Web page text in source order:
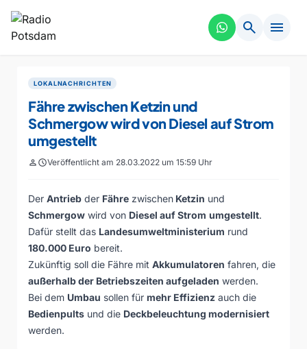
search menu
LOKALNACHRICHTEN
Fähre zwischen Ketzin und
Schmergow wird von Diesel auf Strom
umgestellt
personscheduleVeröffentlicht am 28.03.2022 um 15:59 Uhr
Der Antrieb der Fähre zwischen Ketzin und
Schmergow wird von Diesel auf Strom umgestellt.
Dafür stellt das Landesumweltministerium rund
180.000 Euro bereit.
Zukünftig soll die Fähre mit Akkumulatoren fahren, die
außerhalb der Betriebszeiten aufgeladen werden.
Bei dem Umbau sollen für mehr Effizienz auch die
Bedienpults und die Deckbeleuchtung modernisiert
werden.